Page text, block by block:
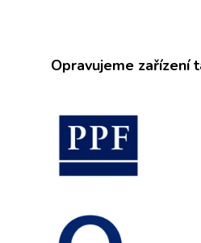
Opravujeme zařízení